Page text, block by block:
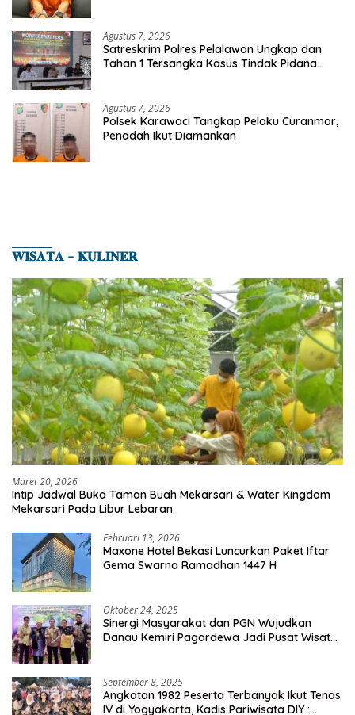
Agustus 7, 2026
Satreskrim Polres Pelalawan Ungkap dan
Tahan 1 Tersangka Kasus Tindak Pidana
Agustus 7, 2026
Polsek Karawaci Tangkap Pelaku Curanmor,
Penadah Ikut Diamankan
𝐖𝐈𝐒𝐀𝐓𝐀 – 𝐊𝐔𝐋𝐈𝐍𝐄𝐑
Maret 20, 2026
Intip Jadwal Buka Taman Buah Mekarsari & Water Kingdom
Mekarsari Pada Libur Lebaran
Februari 13, 2026
Maxone Hotel Bekasi Luncurkan Paket Iftar
Gema Swarna Ramadhan 1447 H
Oktober 24, 2025
Sinergi Masyarakat dan PGN Wujudkan
Danau Kemiri Pagardewa Jadi Pusat Wisata
September 8, 2025
Angkatan 1982 Peserta Terbanyak Ikut Tenas
IV di Yogyakarta, Kadis Pariwisata DIY :